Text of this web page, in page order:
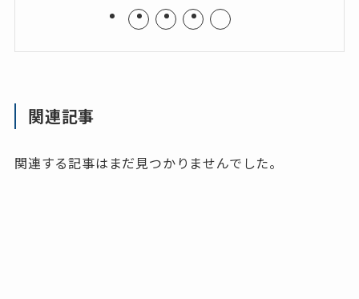
関連記事
関連する記事はまだ見つかりませんでした。